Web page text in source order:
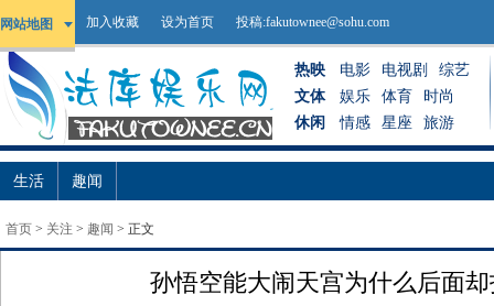
网站地图 加入收藏 设为首页 投稿:fakutownee@sohu.com
热映 电影 电视剧
综艺
文体
娱乐 体育
时尚
休闲
情感 星座 旅游
生活 趣闻
首页 > 关注 > 趣闻 > 正文
孙悟空能大闹天宫为什么后面